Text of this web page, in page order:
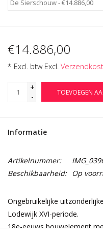
€14.886,00
* Excl. btw Excl.
+
-
TOEVOEGEN
Informatie
Artikelnummer:
Beschikbaarheid: Op
Ongebruikelijke
Lodewijk XVI-periode.
18e-eeuws bouwelement